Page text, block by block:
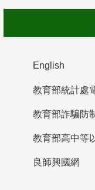
English
教育部詐騙防
良師興國網